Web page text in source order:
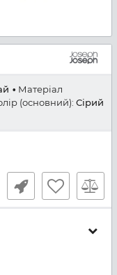
Матеріал
(основний): Сірий